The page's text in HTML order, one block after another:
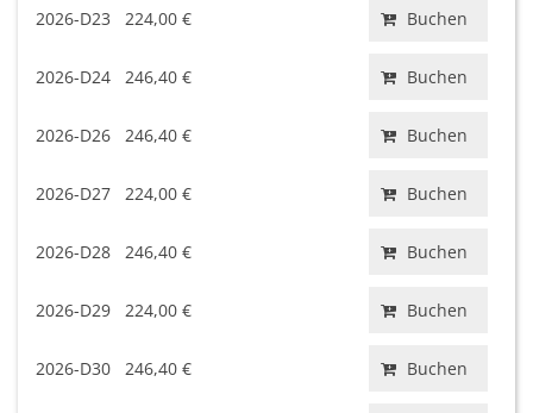
2026-D23 224,00 € Buchen
2026-D24 246,40 € Buchen
2026-D26 246,40 € Buchen
2026-D27 224,00 € Buchen
2026-D28 246,40 € Buchen
2026-D29 224,00 € Buchen
2026-D30 246,40 € Buchen